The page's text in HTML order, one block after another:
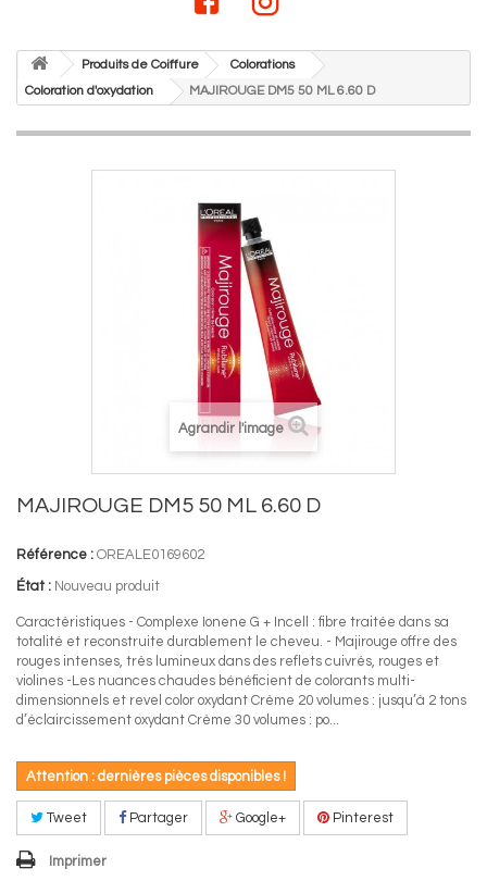
Produits de Coiffure
Colorations
Coloration d'oxydation
MAJIROUGE DM5 50 ML 6.60 D
Agrandir l'image
MAJIROUGE DM5 50 ML 6.60 D
Référence : OREALE0169602
État : Nouveau produit
Caractéristiques - Complexe Ionene G + Incell : fibre traitée dans sa
totalité et reconstruite durablement le cheveu. - Majirouge offre des
rouges intenses, très lumineux dans des reflets cuivrés, rouges et
violines -Les nuances chaudes bénéficient de colorants multi-
dimensionnels et revel color oxydant Crème 20 volumes : jusqu’à 2 tons
d’éclaircissement oxydant Crème 30 volumes : po...
Attention : dernières pièces disponibles !
Tweet Partager Google+ Pinterest
Imprimer